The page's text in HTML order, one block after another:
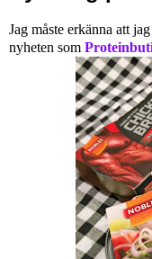
Jag måste erkänna att
nyheten som